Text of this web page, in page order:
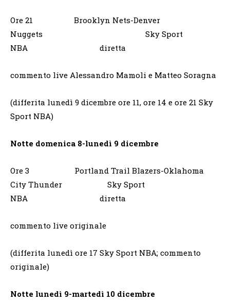
Ore 21 Brooklyn Nets-Denver
Nuggets Sky Sport
NBA diretta
commento live Alessandro Mamoli e Matteo Soragna
(differita lunedì 9 dicembre ore 11, ore 14 e ore 21 Sky
Sport NBA)
Notte domenica 8-lunedì 9 dicembre
Ore 3 Portland Trail Blazers-Oklahoma
City Thunder Sky Sport
NBA diretta
commento live originale
(differita lunedì ore 17 Sky Sport NBA; commento
originale)
Notte lunedì 9-martedì 10 dicembre